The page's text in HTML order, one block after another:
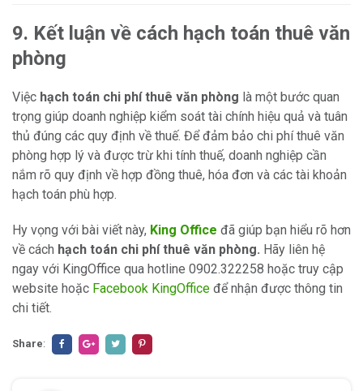
9. Kết luận về cách hạch toán thuê văn
phòng
Việc hạch toán chi phí thuê văn phòng là một bước quan
trọng giúp doanh nghiệp kiểm soát tài chính hiệu quả và tuân
thủ đúng các quy định về thuế. Để đảm bảo chi phí thuê văn
phòng hợp lý và được trừ khi tính thuế, doanh nghiệp cần
nắm rõ quy định về hợp đồng thuê, hóa đơn và các tài khoản
hạch toán phù hợp.
Hy vọng với bài viết này, King Office đã giúp bạn hiểu rõ hơn
về cách hạch toán chi phí thuê văn phòng. Hãy liên hệ
ngay với KingOffice qua hotline 0902.322258 hoặc truy cập
website hoặc Facebook KingOffice để nhận được thông tin
chi tiết.
Share: